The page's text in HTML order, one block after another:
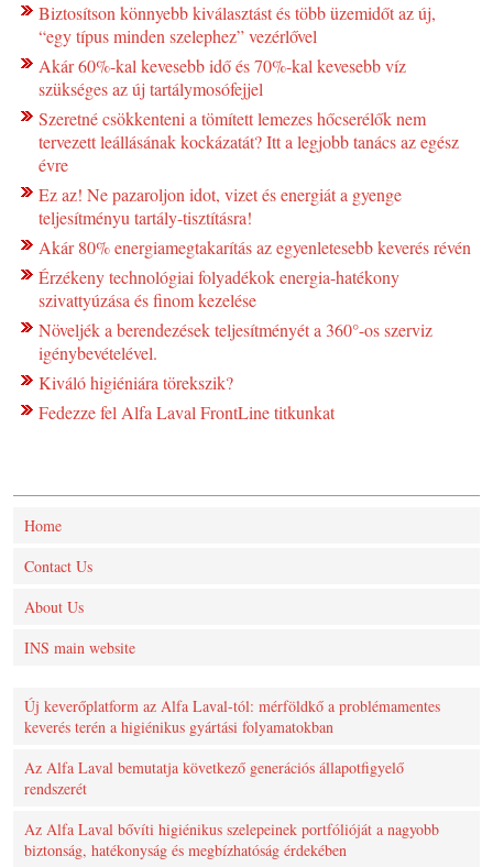
Biztosítson könnyebb kiválasztást és több üzemidőt az új,
“egy típus minden szelephez” vezérlővel
Akár 60%-kal kevesebb idő és 70%-kal kevesebb víz
szükséges az új tartálymosófejjel
Szeretné csökkenteni a tömített lemezes hőcserélők nem
tervezett leállásának kockázatát? Itt a legjobb tanács az egész
évre
Ez az! Ne pazaroljon idot, vizet és energiát a gyenge
teljesítményu tartály-tisztításra!
Akár 80% energiamegtakarítás az egyenletesebb keverés révén
Érzékeny technológiai folyadékok energia-hatékony
szivattyúzása és finom kezelése
Növeljék a berendezések teljesítményét a 360°-os szerviz
igénybevételével.
Kiváló higiéniára törekszik?
Fedezze fel Alfa Laval FrontLine titkunkat
Home
Contact Us
About Us
INS main website
Új keverőplatform az Alfa Laval-tól: mérföldkő a problémamentes
keverés terén a higiénikus gyártási folyamatokban
Az Alfa Laval bemutatja következő generációs állapotfigyelő
rendszerét
Az Alfa Laval bővíti higiénikus szelepeinek portfólióját a nagyobb
biztonság, hatékonyság és megbízhatóság érdekében